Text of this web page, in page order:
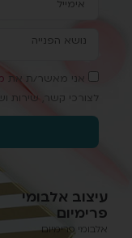
אני מאשר/ת את
לצורכי קשר, שירות
עיצוב אלבומי
פרימיום
אלבומי פרימיום